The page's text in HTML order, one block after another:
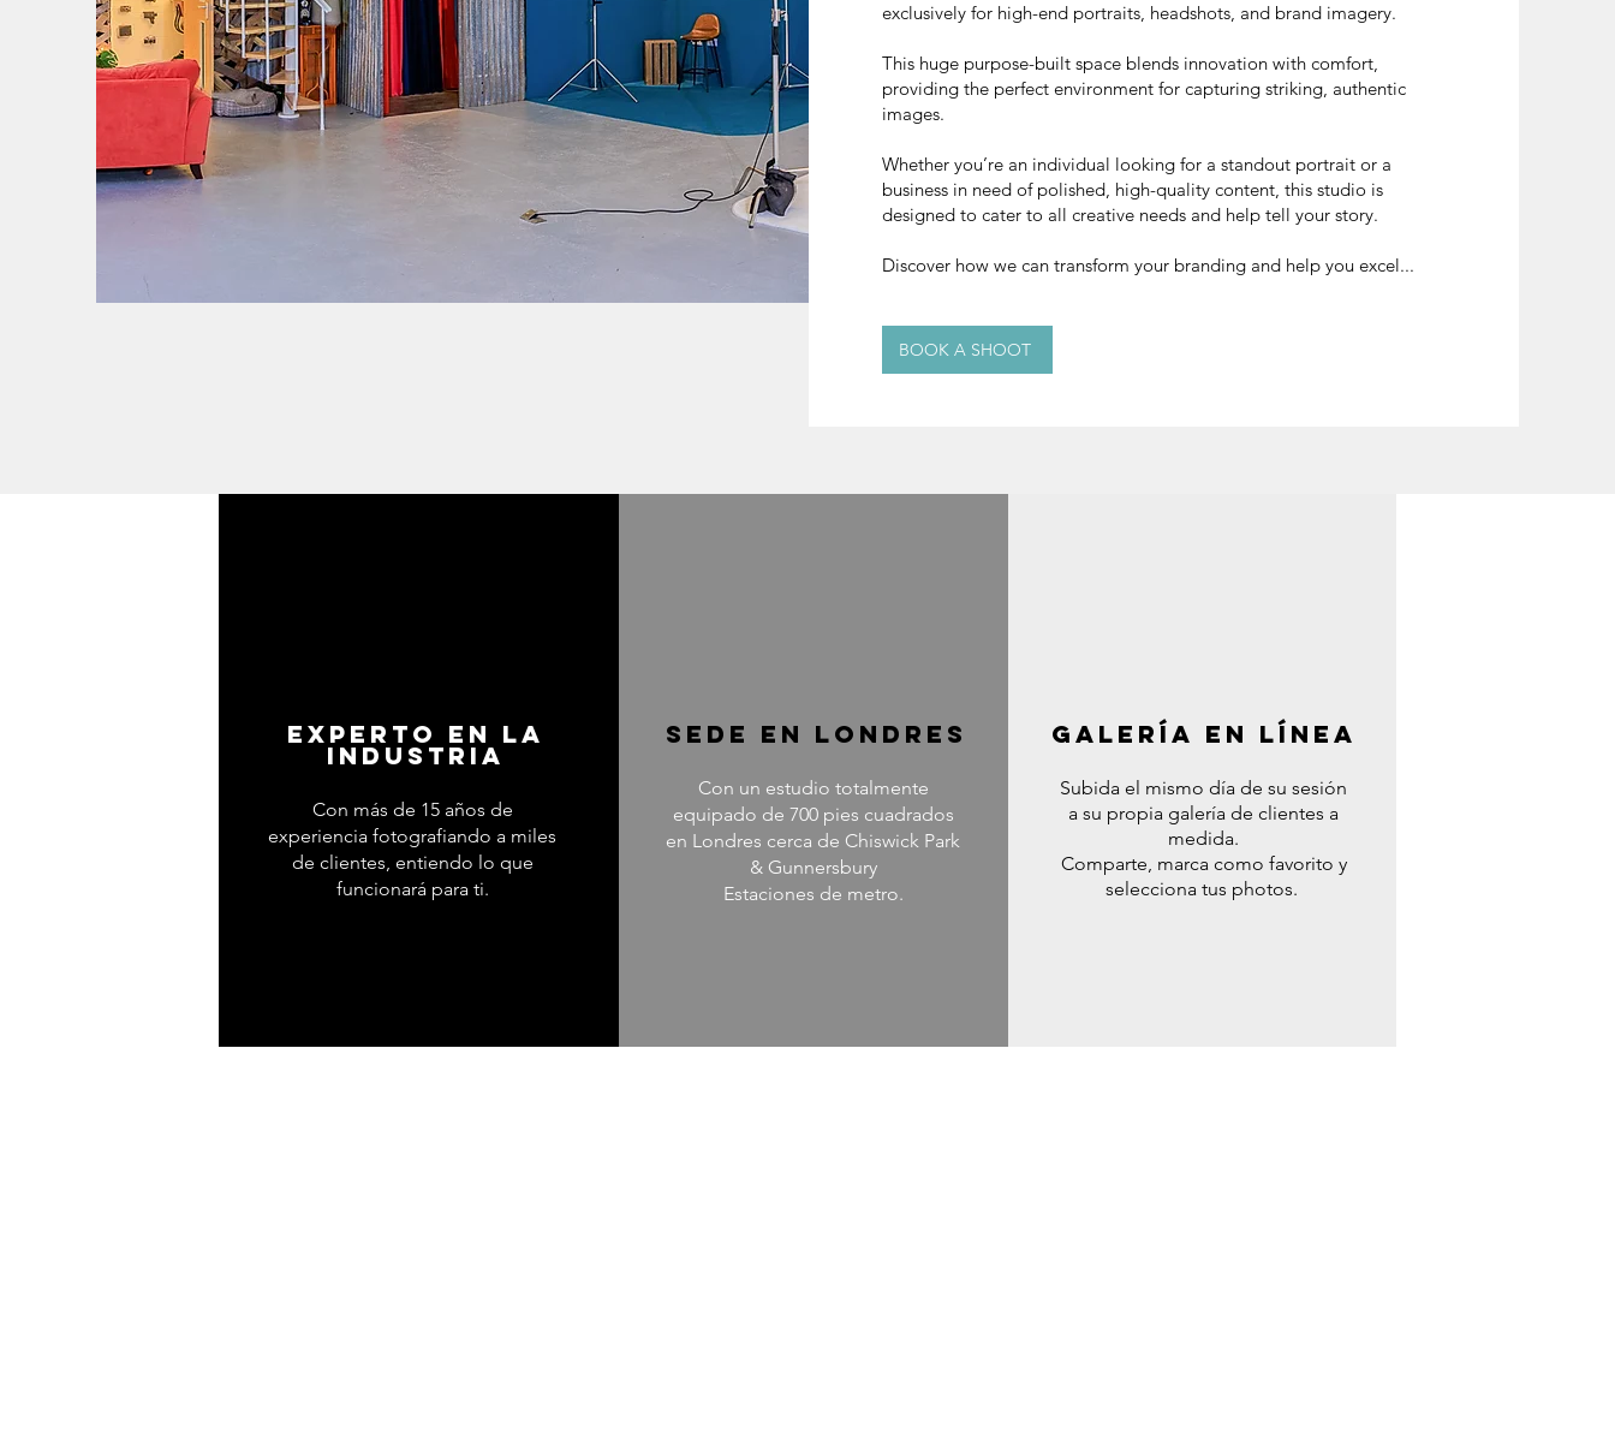
exclusively for high-end portraits, headshots, and brand imagery.
This huge purpose-built space blends innovation with comfort,
providing the perfect environment for capturing striking, authentic
images.
Whether you’re an individual looking for a standout portrait or a
business in need of polished, high-quality content, this studio is
designed to cater to all creative needs and help tell your story.
Discover how we can transform your branding and help you excel...
BOOK A SHOOT
EXPERTO EN LA
INDUSTRIA
Con más de 15 años de
experiencia fotografiando a miles
de clientes, entiendo lo que
funcionará para ti.
SEDE EN LONDRES
Con un estudio totalmente
equipado de 700 pies cuadrados
en Londres cerca de Chiswick Park
& Gunnersbury
Estaciones de metro.
galería en línea
Subida el mismo día de su sesión
a su propia galería de clientes a
medida.
Comparte, marca como favorito y
selecciona tus photos.